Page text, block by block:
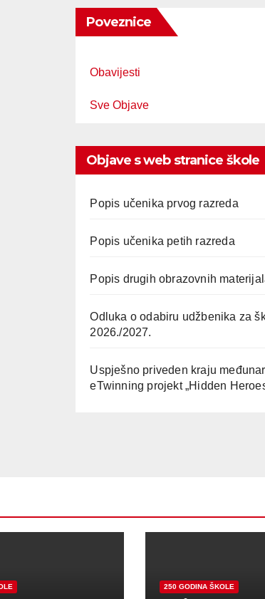
Poveznice
Obavijesti
Sve Objave
Objave s web stranice škole
Popis učenika prvog razreda
Popis učenika petih razreda
Popis drugih obrazovnih
Odluka o odabiru udžbenika za
2026./2027.
Uspješno priveden kraju
eTwinning projekt „Hidden
250 GODINA ŠKOLE